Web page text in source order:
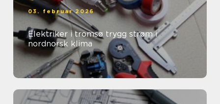
03. februar 2026
Elektriker i tromsø trygg strøm i
nordnorsk klima